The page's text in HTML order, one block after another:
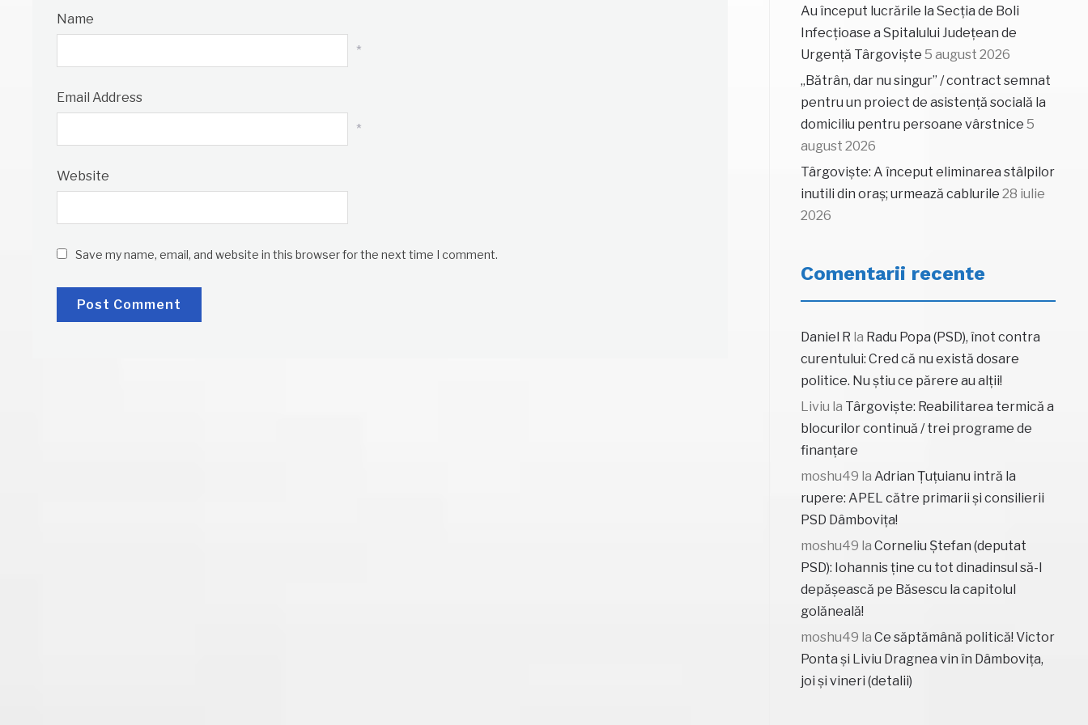
Name
*
Email Address
*
Website
Save my name, email, and website in this browser for the next time I comment.
Au început lucrările la Secția de Boli
Infecțioase a Spitalului Județean de
Urgență Târgoviște 5 august 2026
„Bătrân, dar nu singur” / contract semnat
pentru un proiect de asistență socială la
domiciliu pentru persoane vârstnice 5
august 2026
Târgoviște: A început eliminarea stâlpilor
inutili din oraș; urmează cablurile 28 iulie
2026
Comentarii recente
Daniel R la Radu Popa (PSD), înot contra
curentului: Cred că nu există dosare
politice. Nu știu ce părere au alții!
Liviu la Târgoviște: Reabilitarea termică a
blocurilor continuă / trei programe de
finanțare
moshu49 la Adrian Țuțuianu intră la
rupere: APEL către primarii și consilierii
PSD Dâmbovița!
moshu49 la Corneliu Ștefan (deputat
PSD): Iohannis ține cu tot dinadinsul să-l
depășească pe Băsescu la capitolul
golăneală!
moshu49 la Ce săptămână politică! Victor
Ponta și Liviu Dragnea vin în Dâmbovița,
joi și vineri (detalii)